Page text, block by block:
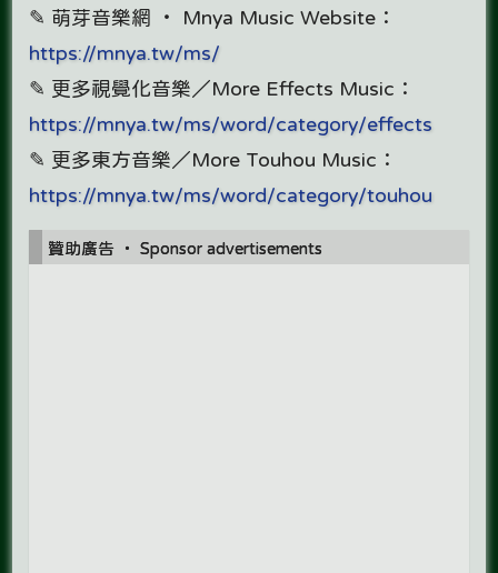
✎ 萌芽音樂網 ‧ Mnya Music Website：
https://mnya.tw/ms/
✎ 更多視覺化音樂／More Effects Music：
https://mnya.tw/ms/word/category/effects
✎ 更多東方音樂／More Touhou Music：
https://mnya.tw/ms/word/category/touhou
贊助廣告 ‧ Sponsor advertisements